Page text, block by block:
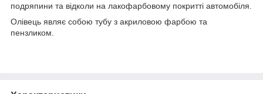
подряпини та відколи на лакофарбовому покритті автомобіля.
Олівець являє собою тубу з акриловою фарбою та
пензликом.